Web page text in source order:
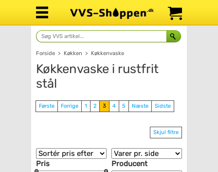
Forside > Køkken > Køkkenvaske
Køkkenvaske i rustfrit
stål
Første Forrige 1 2 3 4 5 Næste Sidste
Skjul filtre
Pris Producent